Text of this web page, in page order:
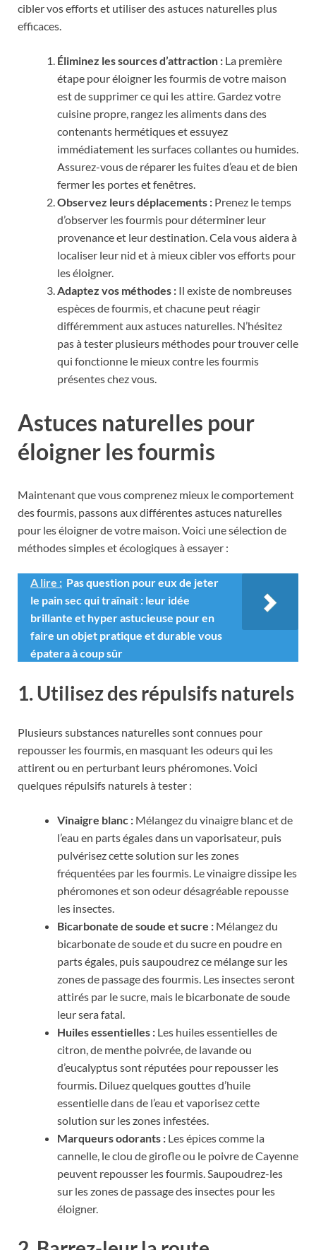
cibler vos efforts et utiliser des astuces naturelles plus
efficaces.
Éliminez les sources d’attraction : La première
étape pour éloigner les fourmis de votre maison
est de supprimer ce qui les attire. Gardez votre
cuisine propre, rangez les aliments dans des
contenants hermétiques et essuyez
immédiatement les surfaces collantes ou humides.
Assurez-vous de réparer les fuites d’eau et de bien
fermer les portes et fenêtres.
Observez leurs déplacements : Prenez le temps
d’observer les fourmis pour déterminer leur
provenance et leur destination. Cela vous aidera à
localiser leur nid et à mieux cibler vos efforts pour
les éloigner.
Adaptez vos méthodes : Il existe de nombreuses
espèces de fourmis, et chacune peut réagir
différemment aux astuces naturelles. N’hésitez
pas à tester plusieurs méthodes pour trouver celle
qui fonctionne le mieux contre les fourmis
présentes chez vous.
Astuces naturelles pour
éloigner les fourmis
Maintenant que vous comprenez mieux le comportement
des fourmis, passons aux différentes astuces naturelles
pour les éloigner de votre maison. Voici une sélection de
méthodes simples et écologiques à essayer :
A lire : Pas question pour eux de jeter
le pain sec qui traînait : leur idée
brillante et hyper astucieuse pour en
faire un objet pratique et durable vous
épatera à coup sûr
1. Utilisez des répulsifs naturels
Plusieurs substances naturelles sont connues pour
repousser les fourmis, en masquant les odeurs qui les
attirent ou en perturbant leurs phéromones. Voici
quelques répulsifs naturels à tester :
Vinaigre blanc : Mélangez du vinaigre blanc et de
l’eau en parts égales dans un vaporisateur, puis
pulvérisez cette solution sur les zones
fréquentées par les fourmis. Le vinaigre dissipe les
phéromones et son odeur désagréable repousse
les insectes.
Bicarbonate de soude et sucre : Mélangez du
bicarbonate de soude et du sucre en poudre en
parts égales, puis saupoudrez ce mélange sur les
zones de passage des fourmis. Les insectes seront
attirés par le sucre, mais le bicarbonate de soude
leur sera fatal.
Huiles essentielles : Les huiles essentielles de
citron, de menthe poivrée, de lavande ou
d’eucalyptus sont réputées pour repousser les
fourmis. Diluez quelques gouttes d’huile
essentielle dans de l’eau et vaporisez cette
solution sur les zones infestées.
Marqueurs odorants : Les épices comme la
cannelle, le clou de girofle ou le poivre de Cayenne
peuvent repousser les fourmis. Saupoudrez-les
sur les zones de passage des insectes pour les
éloigner.